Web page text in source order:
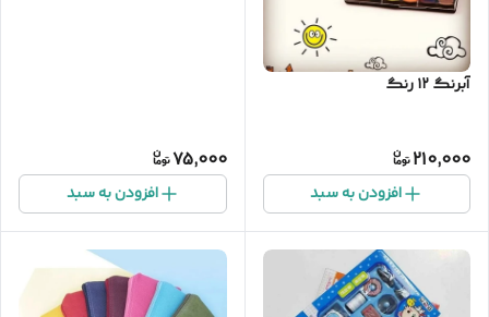
آبرنگ ۱۲ رنگ
210,000
افزودن به سبد
75,000
افزودن به سبد